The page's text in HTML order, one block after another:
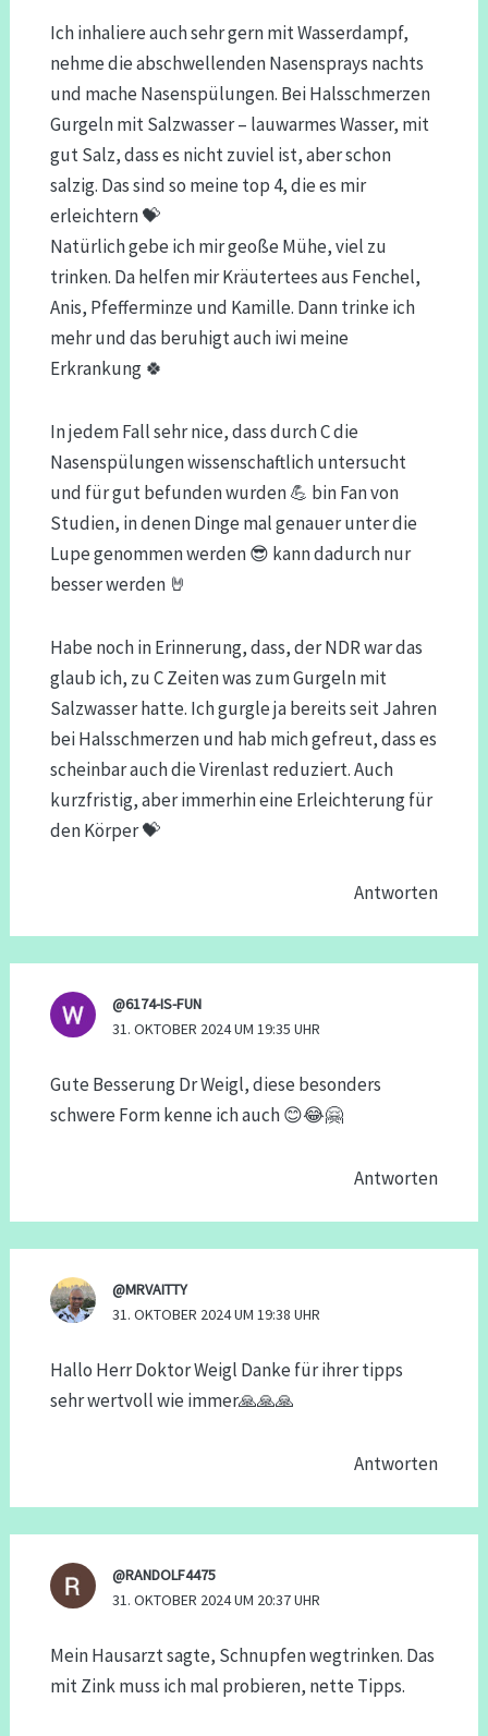
Ich inhaliere auch sehr gern mit Wasserdampf,
nehme die abschwellenden Nasensprays nachts
und mache Nasenspülungen. Bei Halsschmerzen
Gurgeln mit Salzwasser – lauwarmes Wasser, mit
gut Salz, dass es nicht zuviel ist, aber schon
salzig. Das sind so meine top 4, die es mir
erleichtern 💝
Natürlich gebe ich mir geoße Mühe, viel zu
trinken. Da helfen mir Kräutertees aus Fenchel,
Anis, Pfefferminze und Kamille. Dann trinke ich
mehr und das beruhigt auch iwi meine
Erkrankung 🍀
In jedem Fall sehr nice, dass durch C die
Nasenspülungen wissenschaftlich untersucht
und für gut befunden wurden 💪 bin Fan von
Studien, in denen Dinge mal genauer unter die
Lupe genommen werden 😎 kann dadurch nur
besser werden 🤘
Habe noch in Erinnerung, dass, der NDR war das
glaub ich, zu C Zeiten was zum Gurgeln mit
Salzwasser hatte. Ich gurgle ja bereits seit Jahren
bei Halsschmerzen und hab mich gefreut, dass es
scheinbar auch die Virenlast reduziert. Auch
kurzfristig, aber immerhin eine Erleichterung für
den Körper 💝
Antworten
@6174-IS-FUN
31. OKTOBER 2024 UM 19:35 UHR
Gute Besserung Dr Weigl, diese besonders
schwere Form kenne ich auch 😊😂🤗
Antworten
@MRVAITTY
31. OKTOBER 2024 UM 19:38 UHR
Hallo Herr Doktor Weigl Danke für ihrer tipps
sehr wertvoll wie immer🙏🙏🙏
Antworten
@RANDOLF4475
31. OKTOBER 2024 UM 20:37 UHR
Mein Hausarzt sagte, Schnupfen wegtrinken. Das
mit Zink muss ich mal probieren, nette Tipps.